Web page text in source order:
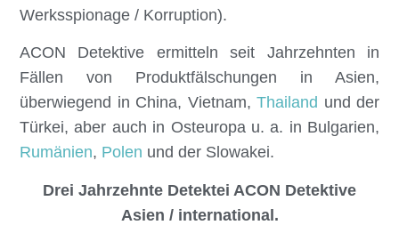
Werksspionage / Korruption).
ACON Detektive ermitteln seit Jahrzehnten in
Fällen von Produktfälschungen in Asien,
überwiegend in China, Vietnam, Thailand und der
Türkei, aber auch in Osteuropa u. a. in Bulgarien,
Rumänien, Polen und der Slowakei.
Drei Jahrzehnte Detektei ACON Detektive
Asien / international.